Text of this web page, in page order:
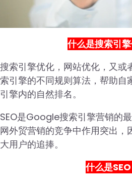
什么是搜索引
搜索引擎优化，网站优化，又或
索引擎的不同规则算法，帮助自
引擎内的自然排名。
SEO是Google搜索引擎营销的
网外贸营销的竞争中作用突出，
大用户的追捧。
什么是SEO